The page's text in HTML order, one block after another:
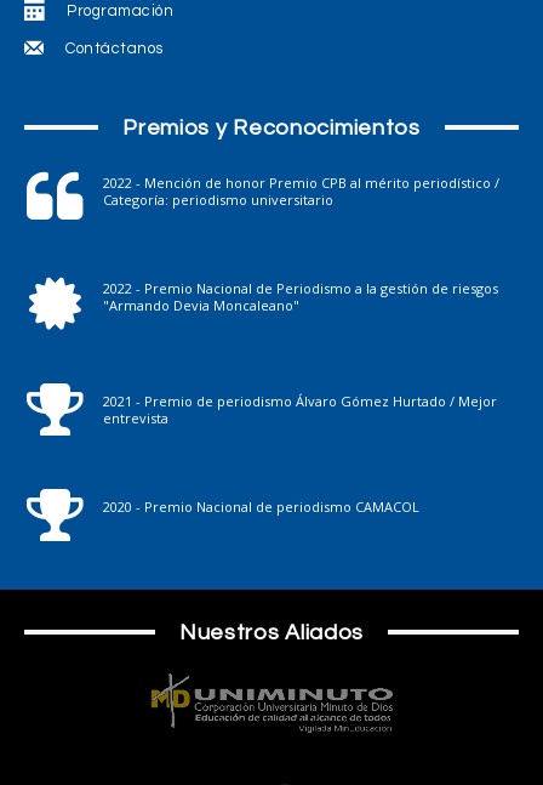
Programación
Contáctanos
Premios y Reconocimientos
2022 - Mención de honor Premio CPB al mérito periodístico /
Categoría: periodismo universitario
2022 - Premio Nacional de Periodismo a la gestión de riesgos
"Armando Devia Moncaleano"
2021 - Premio de periodismo Álvaro Gómez Hurtado / Mejor
entrevista
2020 - Premio Nacional de periodismo CAMACOL
Nuestros Aliados